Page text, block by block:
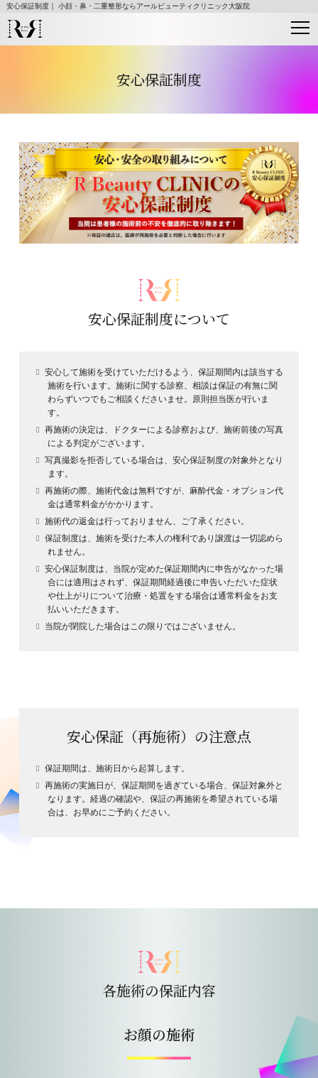
安心保証制度｜ 小顔・鼻・二重整形ならアールビューティクリニック大阪院
安心保証制度
安心保証制度について
安心して施術を受けていただけるよう、保証期間内は該当する
施術を行います。施術に関する診察、相談は保証の有無に関
わらずいつでもご相談くださいませ。原則担当医が行いま
す。
再施術の決定は、ドクターによる診察および、施術前後の写真
による判定がございます。
写真撮影を拒否している場合は、安心保証制度の対象外となり
ます。
再施術の際、施術代金は無料ですが、麻酔代金・オプション代
金は通常料金がかかります。
施術代の返金は行っておりません、ご了承ください。
保証制度は、施術を受けた本人の権利であり譲渡は一切認めら
れません。
安心保証制度は、当院が定めた保証期間内に申告がなかった場
合には適用はされず、保証期間経過後に申告いただいた症状
や仕上がりについて治療・処置をする場合は通常料金をお支
払いいただきます。
当院が閉院した場合はこの限りではございません。
安心保証（再施術）の注意点
保証期間は、施術日から起算します。
再施術の実施日が、保証期間を過ぎている場合、保証対象外と
なります。経過の確認や、保証の再施術を希望されている場
合は、お早めにご予約ください。
各施術の保証内容
お顔の施術